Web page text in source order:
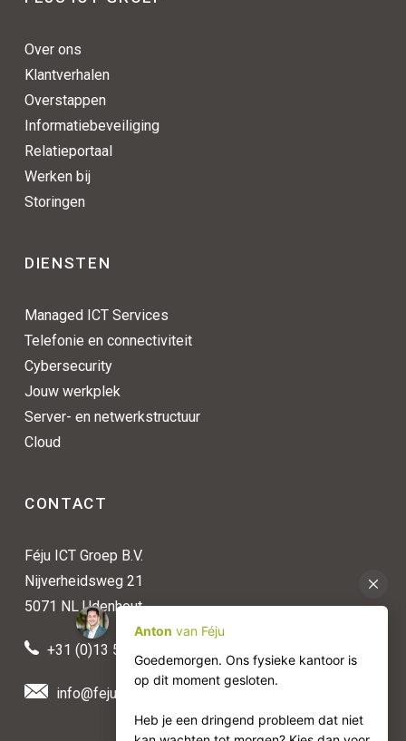
Over ons
Klantverhalen
Overstappen
Informatiebeveiliging
Relatieportaal
Werken bij
Storingen
DIENSTEN
Managed ICT Services
Telefonie en connectiviteit
Cybersecurity
Jouw werkplek
Server- en netwerkstructuur
Cloud
CONTACT
Féju ICT Groep B.V.
Nijverheidsweg 21
5071 NL Udenhout
+31 (0)13 511 50 88
info@feju.nl